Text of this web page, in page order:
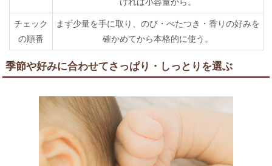
チェック
の順番
まず少量を手に取り、のび・べたつき・香りの好みを
確かめてから本格的に使う。
季節や好みに合わせてさっぱり・しっとりを選ぶ